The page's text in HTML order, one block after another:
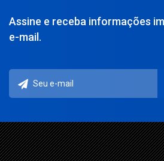
Assine e receba informações
e-mail.